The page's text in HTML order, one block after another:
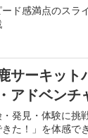
ード感満点のスラ
サーキッ
アドベンチ
・発見・体験に挑
きた！」を体感で